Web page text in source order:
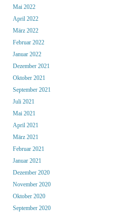
Mai 2022
April 2022
März 2022
Februar 2022
Januar 2022
Dezember 2021
Oktober 2021
September 2021
Juli 2021
Mai 2021
April 2021
März 2021
Februar 2021
Januar 2021
Dezember 2020
November 2020
Oktober 2020
September 2020